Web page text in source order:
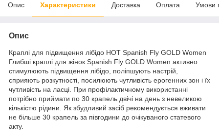
Опис Характеристики Доставка Оплата Умови
Опис
Краплі для підвищення лібідо HOT Spanish Fly GOLD Women
Глибші краплі для жінок Spanish Fly GOLD Women активно
стимулюють підвищення лібідо, поліпшують настрій,
сприяють розкутності, посилюють чутливість ерогенних зон і їх
чутливість на ласці. При профілактичному використанні
потрібно приймати по 30 крапель двічі на день з невеликою
кількістю рідини. Як збудливий засіб рекомендується вживати
не більше 30 крапель за півгодини до очікуваного статевого
акту.